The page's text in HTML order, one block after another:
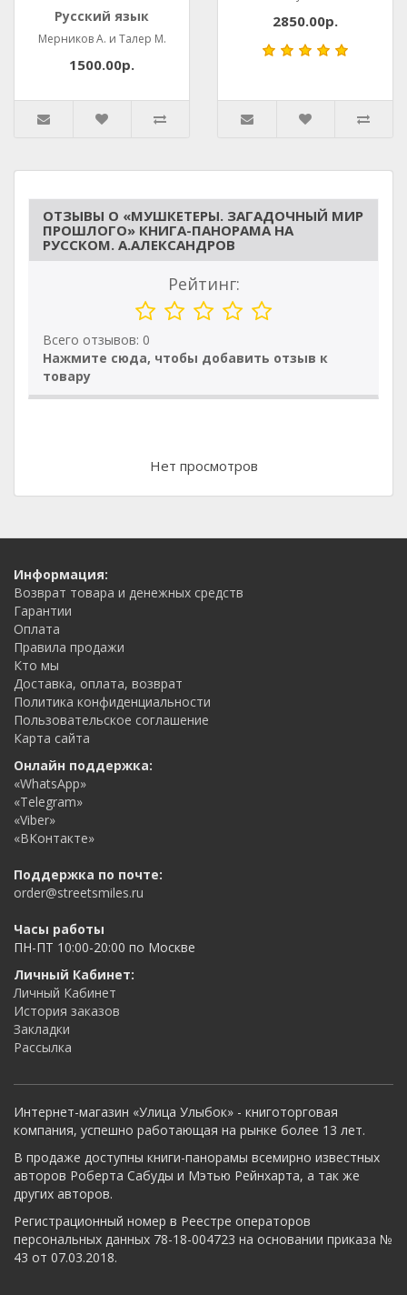
Русский язык
Мерников А. и Талер М.
1500.00р.
2850.00р.
ОТЗЫВЫ О «МУШКЕТЕРЫ. ЗАГАДОЧНЫЙ МИР
ПРОШЛОГО» КНИГА-ПАНОРАМА НА
РУССКОМ. А.АЛЕКСАНДРОВ
Рейтинг:
Всего отзывов: 0
Нажмите сюда, чтобы добавить отзыв к
товару
Нет просмотров
Информация:
Возврат товара и денежных средств
Гарантии
Оплата
Правила продажи
Кто мы
Доставка, оплата, возврат
Политика конфиденциальности
Пользовательское соглашение
Карта сайта
Онлайн поддержка:
«WhatsApp»
«Telegram»
«Viber»
«ВКонтакте»
Поддержка по почте:
order@streetsmiles.ru
Часы работы
ПН-ПТ 10:00-20:00 по Москве
Личный Кабинет:
Личный Кабинет
История заказов
Закладки
Рассылка
Интернет-магазин «Улица Улыбок» - книготорговая
компания, успешно работающая на рынке более 13 лет.
В продаже доступны книги-панорамы всемирно известных
авторов Роберта Сабуды и Мэтью Рейнхарта, а так же
других авторов.
Регистрационный номер в Реестре операторов
персональных данных 78-18-004723 на основании приказа №
43 от 07.03.2018.